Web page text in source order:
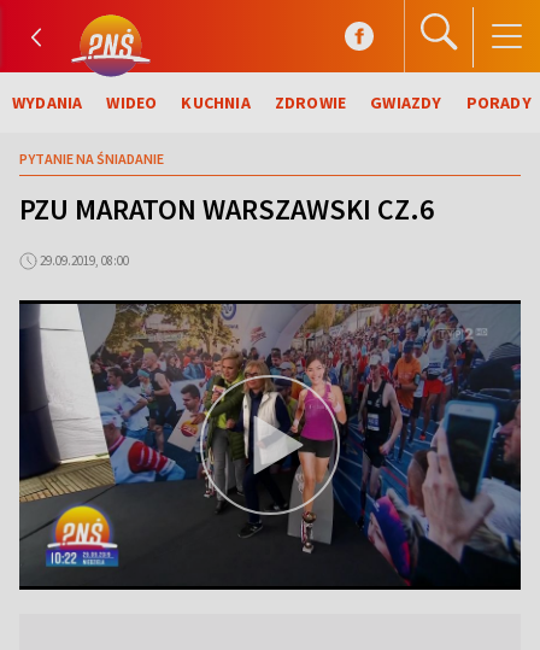
WYDANIA WIDEO KUCHNIA ZDROWIE GWIAZDY PORADY
PYTANIE NA ŚNIADANIE
PZU MARATON WARSZAWSKI CZ.6
29.09.2019, 08:00